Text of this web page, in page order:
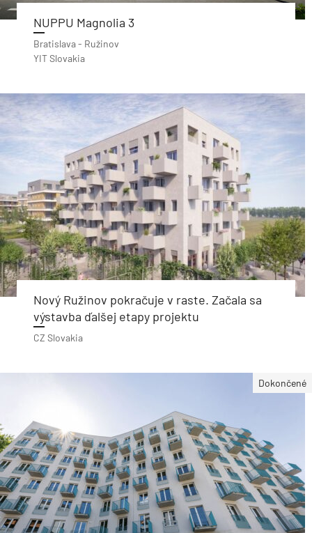
NUPPU Magnolia 3
Bratislava - Ružinov
YIT Slovakia
Nový Ružinov pokračuje v raste. Začala sa
výstavba ďalšej etapy projektu
CZ Slovakia
Dokončené